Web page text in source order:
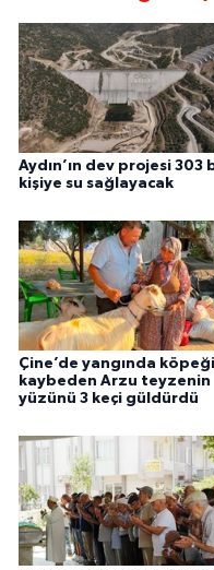
Aydın’ın dev projesi 303
kişiye su sağlayacak
Çine’de yangında
kaybeden Arzu teyzenin
yüzünü 3 keçi güldürdü